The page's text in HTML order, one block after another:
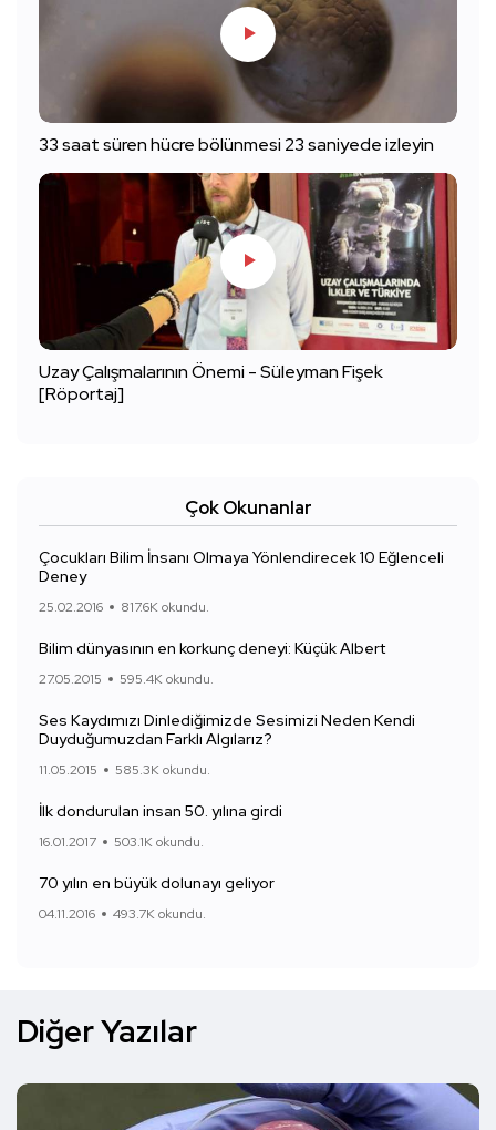
33 saat süren hücre bölünmesi 23 saniyede izleyin
Uzay Çalışmalarının Önemi - Süleyman Fişek
[Röportaj]
Çok Okunanlar
Çocukları Bilim İnsanı Olmaya Yönlendirecek 10 Eğlenceli
Deney
25.02.2016 817.6K okundu.
Bilim dünyasının en korkunç deneyi: Küçük Albert
27.05.2015 595.4K okundu.
Ses Kaydımızı Dinlediğimizde Sesimizi Neden Kendi
Duyduğumuzdan Farklı Algılarız?
11.05.2015 585.3K okundu.
İlk dondurulan insan 50. yılına girdi
16.01.2017 503.1K okundu.
70 yılın en büyük dolunayı geliyor
04.11.2016 493.7K okundu.
Diğer Yazılar